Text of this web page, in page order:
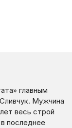
главным
Мужчина
весь строй
последнее